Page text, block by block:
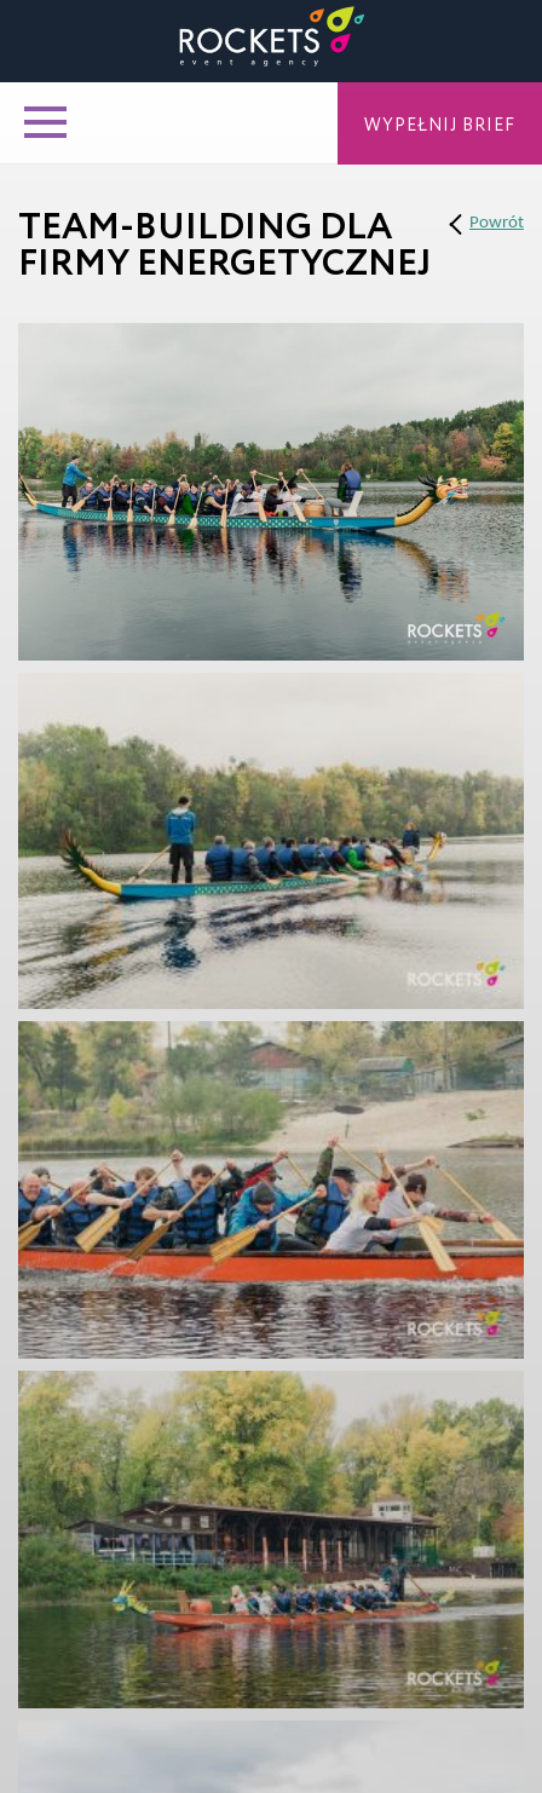
TEAM-BUILDING DLA
FIRMY ENERGETYCZNEJ
Powrót
WYPEŁNIJ BRIEF